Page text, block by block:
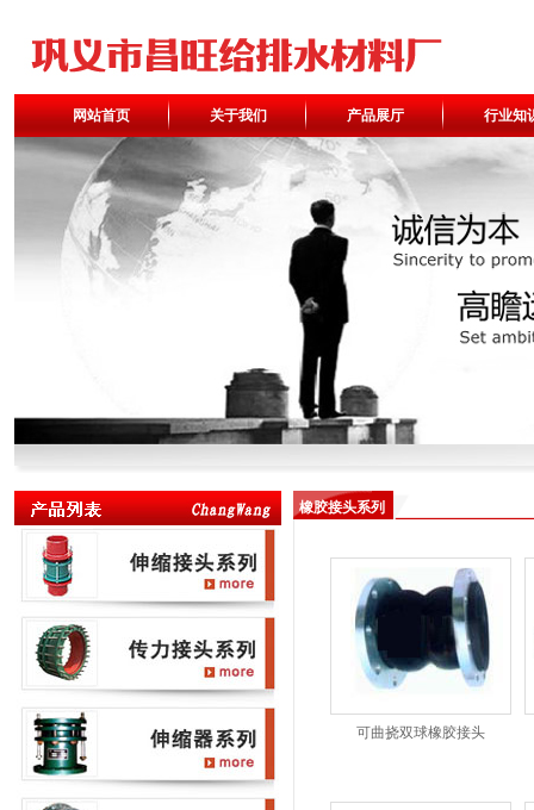
网站首页 关于我们 产品展厅 行业知
橡胶接头系列
可曲挠双球橡胶接头